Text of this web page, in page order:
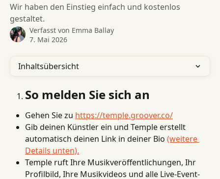
Wir haben den Einstieg einfach und kostenlos
gestaltet.
Verfasst von Emma Ballay
7. Mai 2026
Inhaltsübersicht
So melden Sie sich an
Gehen Sie zu https://temple.groover.co/
Gib deinen Künstler ein und Temple erstellt
automatisch deinen Link in deiner Bio (weitere
Details unten).
Temple ruft Ihre Musikveröffentlichungen, Ihr
Profilbild, Ihre Musikvideos und alle Live-Event-